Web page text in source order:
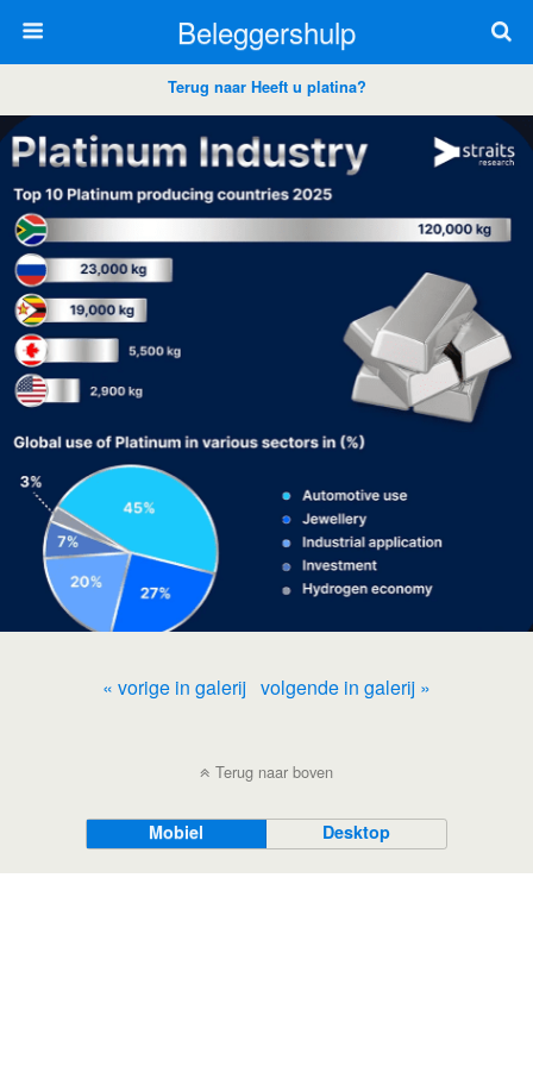
Beleggershulp
Terug naar Heeft u platina?
« vorige in galerij volgende in galerij »
Terug naar boven
Mobiel Desktop